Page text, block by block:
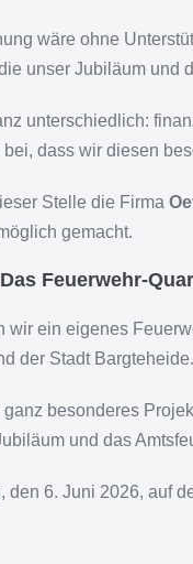
wäre ohne
unser Jubiläum und
unterschiedlich:
dass wir diesen
Stelle die Firma
gemacht.
Feuerwehr-
wir ein eigenes
der Stadt Bargteheide.
besonderes
und das
den 6. Juni 2026, auf